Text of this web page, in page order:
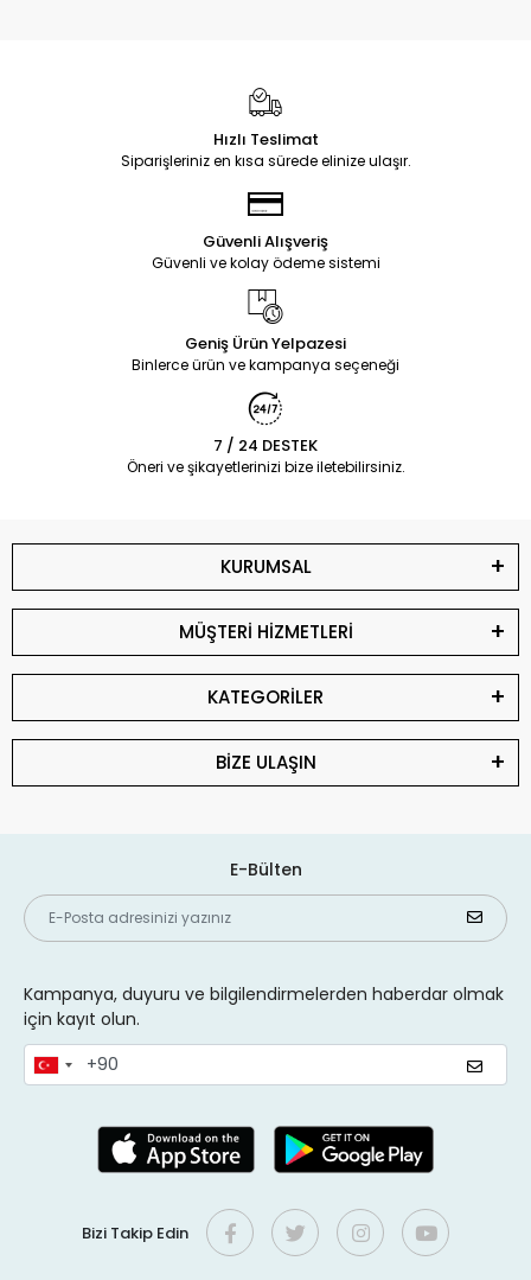
Hızlı Teslimat
Siparişleriniz en kısa sürede elinize ulaşır.
Güvenli Alışveriş
Güvenli ve kolay ödeme sistemi
Geniş Ürün Yelpazesi
Binlerce ürün ve kampanya seçeneği
7 / 24 DESTEK
Öneri ve şikayetlerinizi bize iletebilirsiniz.
KURUMSAL
MÜŞTERİ HİZMETLERİ
KATEGORİLER
BİZE ULAŞIN
E-Bülten
Kampanya, duyuru ve bilgilendirmelerden haberdar olmak
için kayıt olun.
Bizi Takip Edin